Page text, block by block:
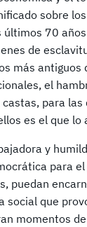
sobre
70
de
más antiguos
el
para las
es el que lo
y
para
puedan
social que
momentos